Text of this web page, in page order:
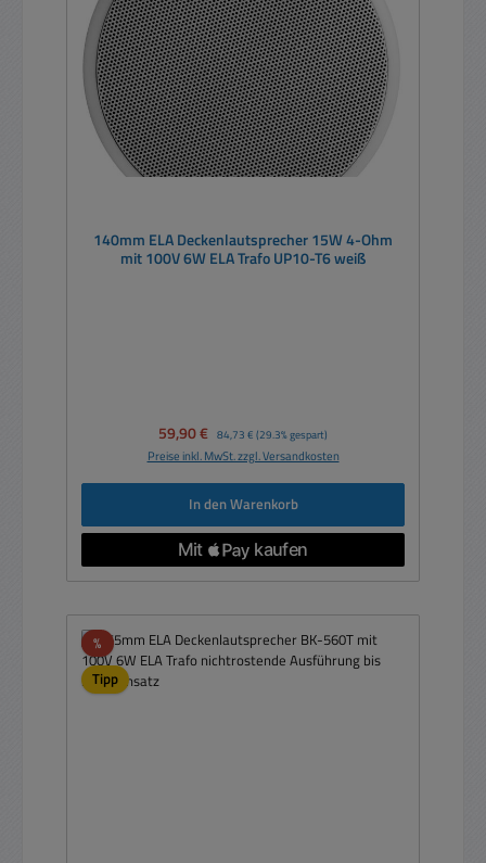
140mm ELA Deckenlautsprecher 15W 4-Ohm
mit 100V 6W ELA Trafo UP10-T6 weiß
Verkaufspreis:
59,90 € Regulärer Preis:
84,73 € (29.3% gespart)
Preise inkl. MwSt. zzgl. Versandkosten
In den Warenkorb
%Rabatt
Tipp